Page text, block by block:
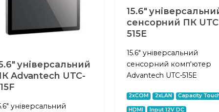
15.6"
сенсорний ПК
515E
15.6" універсальний
сенсорний комп'ютер
Advantech UTC-515E
2xCOM 2xLAN Capacity
HDMI Input 12V DC
універсальний
Advantech UTC-
універсальний